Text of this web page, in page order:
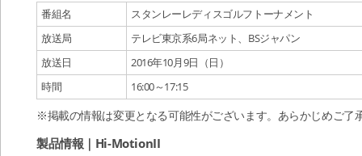
番組名
スタンレーレディスゴルフトーナメント
放送局
テレビ東京系6局ネット、BSジャパン
放送日
2016年10月9日（日）
時間
16:00～17:15
※掲載の情報は変更となる可能性がございます。あらかじめご了
製品情報｜Hi-MotionII